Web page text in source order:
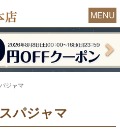
MENU
ジャマ
パジャマ